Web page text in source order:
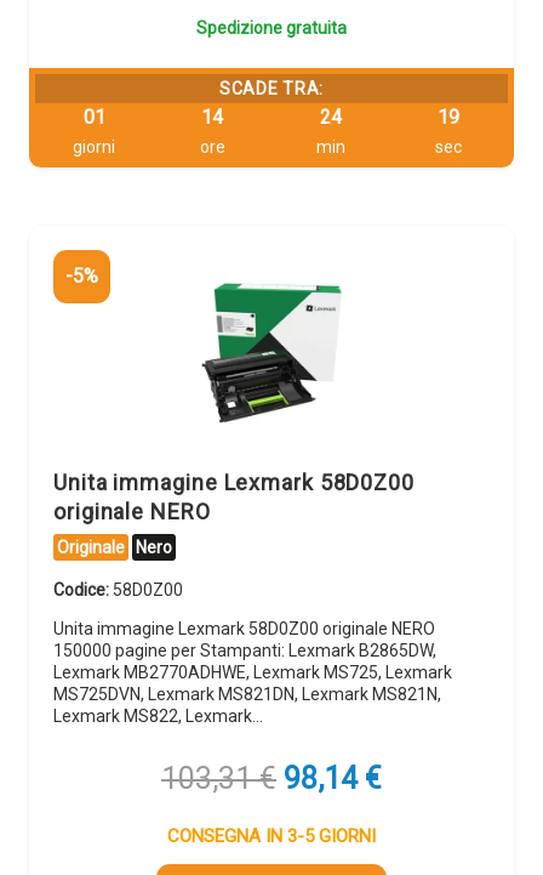
Spedizione gratuita
SCADE TRA:
01
giorni
14
ore
24
min
18
sec
-5%
Unita immagine Lexmark 58D0Z00
originale NERO
Originale Nero
Codice: 58D0Z00
Unita immagine Lexmark 58D0Z00 originale NERO
150000 pagine per Stampanti: Lexmark B2865DW,
Lexmark MB2770ADHWE, Lexmark MS725, Lexmark
MS725DVN, Lexmark MS821DN, Lexmark MS821N,
Lexmark MS822, Lexmark…
103,31€ Il
originale
era:
98,14 €Il
è:
CONSEGNA IN 3-5 GIORNI